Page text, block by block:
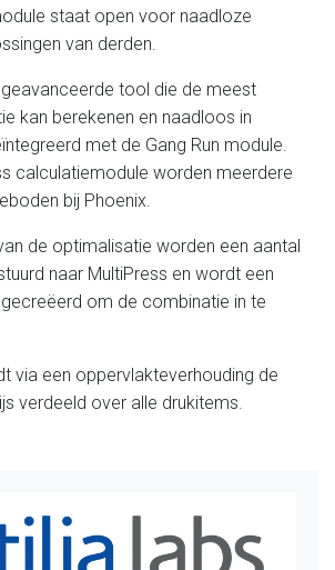
staat open voor naadloze
van derden.
tool die de meest
kan berekenen en naadloos in
met de Gang Run module.
calculatiemodule worden meerdere
bij Phoenix.
de optimalisatie worden een aantal
naar MultiPress en wordt een
om de combinatie in te
via een oppervlakteverhouding de
verdeeld over alle drukitems.